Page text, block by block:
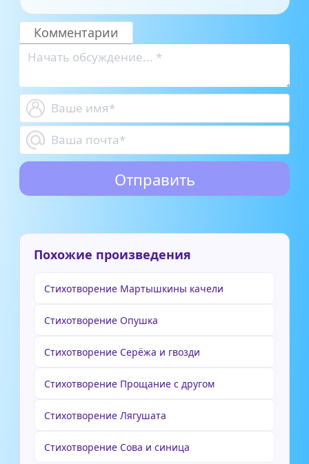
Комментарии
Похожие произведения
Стихотворение Мартышкины качели
Стихотворение Опушка
Стихотворение Серёжа и гвозди
Стихотворение Прощание с другом
Стихотворение Лягушата
Стихотворение Сова и синица